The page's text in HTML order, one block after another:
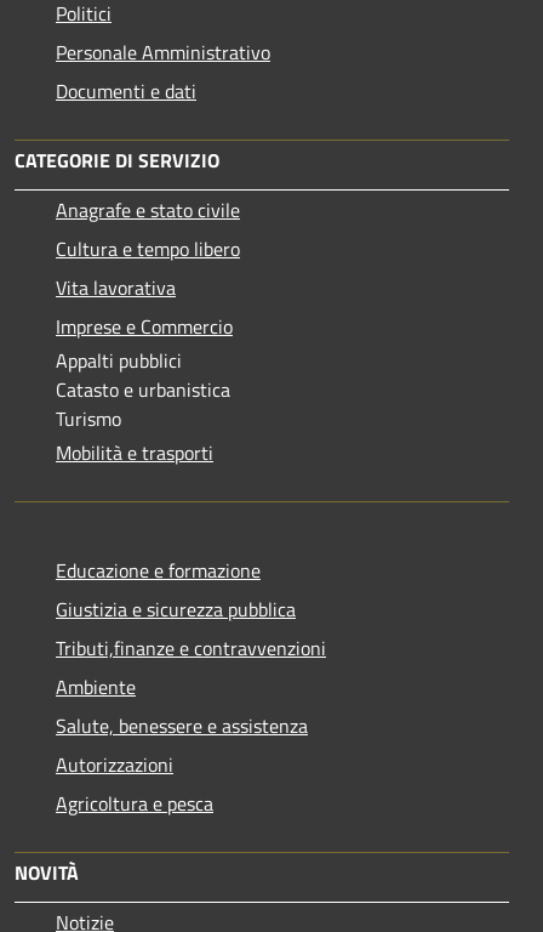
Politici
Personale Amministrativo
Documenti e dati
CATEGORIE DI SERVIZIO
Anagrafe e stato civile
Cultura e tempo libero
Vita lavorativa
Imprese e Commercio
Appalti pubblici
Catasto e urbanistica
Turismo
Mobilità e trasporti
Educazione e formazione
Giustizia e sicurezza pubblica
Tributi,finanze e contravvenzioni
Ambiente
Salute, benessere e assistenza
Autorizzazioni
Agricoltura e pesca
NOVITÀ
Notizie